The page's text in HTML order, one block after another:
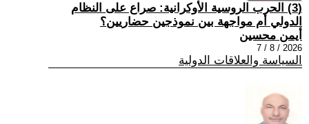
(3) الحرب الروسية الأوكرانية: صراع على النظام
الدولي أم مواجهة بين نموذجين حضاريين؟
أيمن محسين
2026 / 8 / 7
السياسة والعلاقات الدولية